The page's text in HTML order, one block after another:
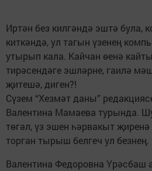
Иртән без килгәндә эштә була,
киткәндә, ул тагын үзенең
утырып кала. Кайчан өенә
тирәсендәге эшләрне, гаилә
җитешә, диген?!
Сүзем “Хезмәт даны”
Валентина Мамаева турында.
төгәл, үз эшен һәрвакыт
торган тырыш белгеч ул безнең.
Валентина Федоровна Үрәсбаш